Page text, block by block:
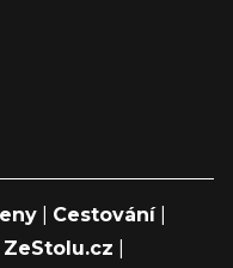
Cestování|
ZeStolu.cz